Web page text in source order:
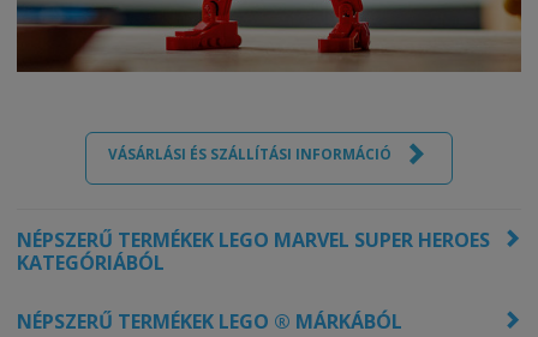
VÁSÁRLÁSI ÉS SZÁLLÍTÁSI INFORMÁCIÓ
NÉPSZERŰ TERMÉKEK LEGO MARVEL SUPER HEROES
KATEGÓRIÁBÓL
NÉPSZERŰ TERMÉKEK LEGO ® MÁRKÁBÓL